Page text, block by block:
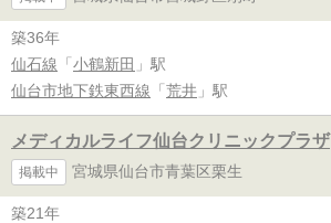
築36年
仙石線 「 小鶴新田 」駅
仙台市地下鉄東西線 「 荒井 」駅
メディカルライフ仙台クリニックプラザ
掲載中 宮城県仙台市青葉区栗生
築21年